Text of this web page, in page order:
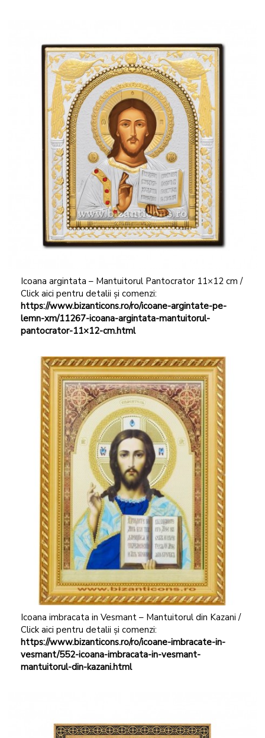
Icoana argintata – Mantuitorul Pantocrator 11×12 cm /
Click aici pentru detalii și comenzi:
https://www.bizanticons.ro/ro/icoane-argintate-pe-
lemn-xm/11267-icoana-argintata-mantuitorul-
pantocrator-11×12-cm.html
Icoana imbracata in Vesmant – Mantuitorul din Kazani /
Click aici pentru detalii și comenzi:
https://www.bizanticons.ro/ro/icoane-imbracate-in-
vesmant/552-icoana-imbracata-in-vesmant-
mantuitorul-din-kazani.html